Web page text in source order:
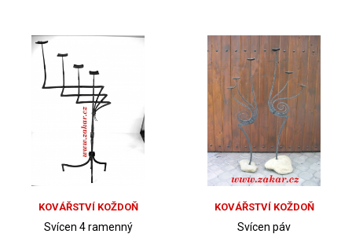
KOVÁŘSTVÍ KOŽDOŇ
Svícen 4 ramenný
KOVÁŘSTVÍ KOŽDOŇ
Svícen páv